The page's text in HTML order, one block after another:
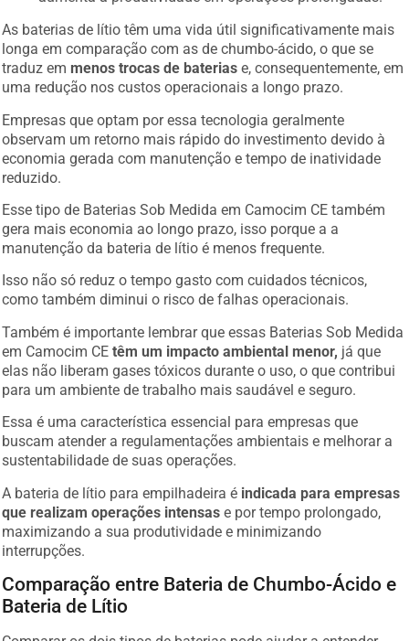
As baterias de lítio têm uma vida útil significativamente mais
longa em comparação com as de chumbo-ácido, o que se
traduz em menos trocas de baterias e, consequentemente, em
uma redução nos custos operacionais a longo prazo.
Empresas que optam por essa tecnologia geralmente
observam um retorno mais rápido do investimento devido à
economia gerada com manutenção e tempo de inatividade
reduzido.
Esse tipo de Baterias Sob Medida em Camocim CE também
gera mais economia ao longo prazo, isso porque a a
manutenção da bateria de lítio é menos frequente.
Isso não só reduz o tempo gasto com cuidados técnicos,
como também diminui o risco de falhas operacionais.
Também é importante lembrar que essas Baterias Sob Medida
em Camocim CE têm um impacto ambiental menor,
já que
elas não liberam gases tóxicos durante o uso, o que contribui
para um ambiente de trabalho mais saudável e seguro.
Essa é uma característica essencial para empresas que
buscam atender a regulamentações ambientais e melhorar a
sustentabilidade de suas operações.
A bateria de lítio para empilhadeira é indicada para empresas
que realizam operações intensas
e por tempo prolongado,
maximizando a sua produtividade e minimizando
interrupções.
Comparação entre Bateria de Chumbo-Ácido e
Bateria de Lítio
Comparar os dois tipos de baterias pode ajudar a entender